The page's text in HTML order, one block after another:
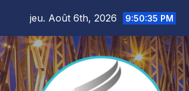
content
jeu. Août 6th, 2026 9:50:37 PM